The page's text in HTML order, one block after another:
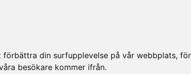
din surfupplevelse på vår webbplats,
besökare kommer ifrån.